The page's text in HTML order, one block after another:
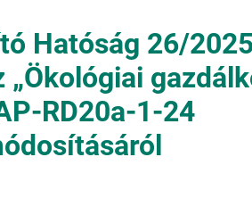
Hatóság 26/
RD20a-1-24